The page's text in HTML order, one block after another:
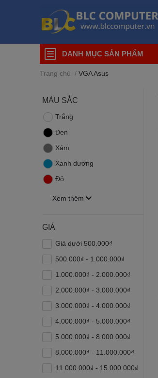
DANH MỤC SẢN PHẨM
Trang chủ / VGA Asus
MÀU SẮC
Trắng
Đen
Xám
Xanh dương
Đỏ
Xem thêm
GIÁ
Giá dưới 500.000₫
500.000₫ - 1.000.000₫
1.000.000₫ - 2.000.000₫
2.000.000₫ - 3.000.000₫
3.000.000₫ - 4.000.000₫
4.000.000₫ - 5.000.000₫
5.000.000₫ - 8.000.000₫
8.000.000₫ - 11.000.000₫
11.000.000₫ - 15.000.000₫